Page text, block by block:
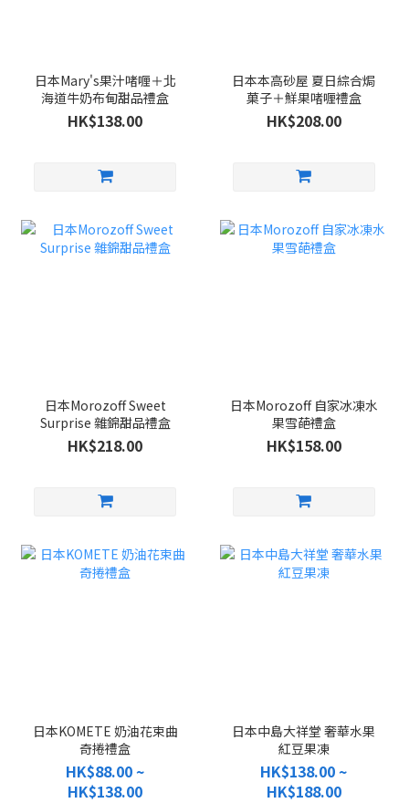
日本Mary's果汁啫喱＋北
海道牛奶布甸甜品禮盒
HK$138.00
日本本高砂屋 夏日綜合焗
菓子＋鮮果啫喱禮盒
HK$208.00
日本Morozoff Sweet
Surprise 雜錦甜品禮盒
HK$218.00
日本Morozoff 自家冰凍水
果雪葩禮盒
HK$158.00
日本KOMETE 奶油花束曲
奇捲禮盒
HK$88.00 ~
HK$138.00
日本中島大祥堂 奢華水果
紅豆果凍
HK$138.00 ~
HK$188.00